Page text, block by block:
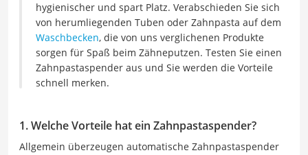
hygienischer und spart Platz. Verabschieden Sie sich
von herumliegenden Tuben oder Zahnpasta auf dem
Waschbecken, die von uns verglichenen Produkte
sorgen für Spaß beim Zähneputzen. Testen Sie einen
Zahnpastaspender aus und Sie werden die Vorteile
schnell merken.
1. Welche Vorteile hat ein Zahnpastaspender?
Allgemein überzeugen automatische Zahnpastaspender